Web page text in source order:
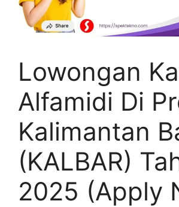
Lowongan
Alfamidi Di
Kalimantan
(KALBAR)
2025 (Apply